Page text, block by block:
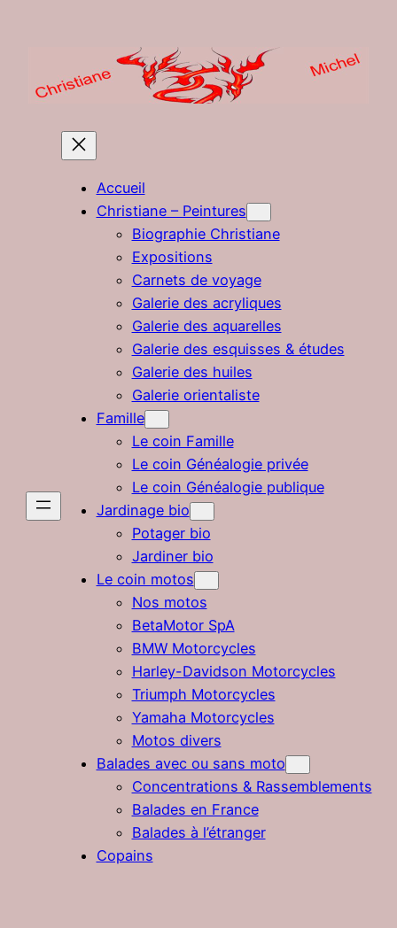
Accueil
Christiane – Peintures
Biographie Christiane
Expositions
Carnets de voyage
Galerie des acryliques
Galerie des aquarelles
Galerie des esquisses & études
Galerie des huiles
Galerie orientaliste
Famille
Le coin Famille
Le coin Généalogie privée
Le coin Généalogie publique
Jardinage bio
Potager bio
Jardiner bio
Le coin motos
Nos motos
BetaMotor SpA
BMW Motorcycles
Harley-Davidson Motorcycles
Triumph Motorcycles
Yamaha Motorcycles
Motos divers
Balades avec ou sans moto
Concentrations & Rassemblements
Balades en France
Balades à l’étranger
Copains